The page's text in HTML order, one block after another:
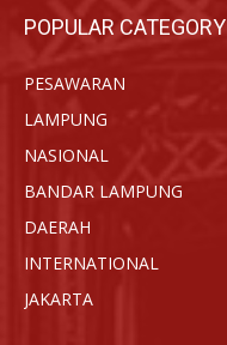
POPULAR CATEGORY
PESAWARAN
LAMPUNG
NASIONAL
BANDAR LAMPUNG
DAERAH
INTERNATIONAL
JAKARTA